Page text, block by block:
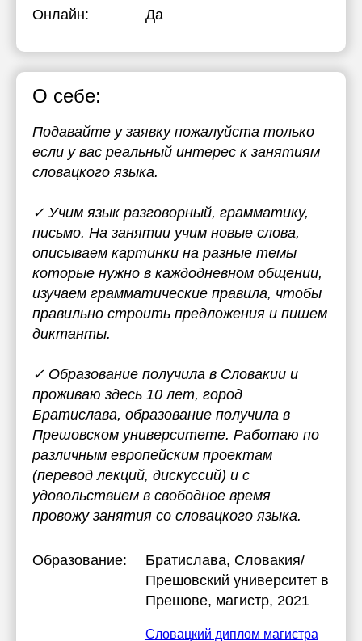
Онлайн: Да
О себе:
Подавайте у заявку пожалуйста только
если у вас реальный интерес к занятиям
словацкого языка.
✓ Учим язык разговорный, грамматику,
письмо. На занятии учим новые слова,
описываем картинки на разные темы
которые нужно в каждодневном общении,
изучаем грамматические правила, чтобы
правильно строить предложения и пишем
диктанты.
✓ Образование получила в Словакии и
проживаю здесь 10 лет, город
Братислава, образование получила в
Прешовском университете. Работаю по
различным европейским проектам
(перевод лекций, дискуссий) и с
удовольствием в свободное время
провожу занятия со словацкого языка.
Образование:
Братислава, Словакия/
Прешовский университет в
Прешове, магистр, 2021
Словацкий диплом магистра